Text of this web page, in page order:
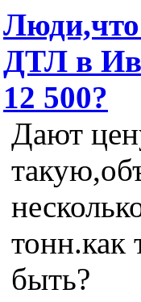
Люди,что
ДТЛ в
12 500?
Дают
тонн.как
быть?